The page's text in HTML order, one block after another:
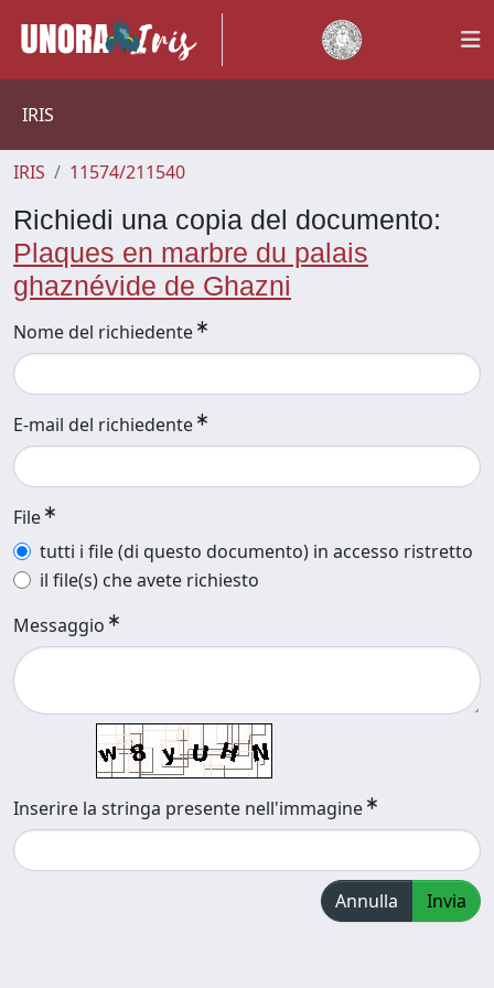
IRIS
IRIS 11574/211540
Richiedi una copia del documento:
Plaques en marbre du palais
ghaznévide de Ghazni
Nome del richiedente
E-mail del richiedente
File
tutti i file (di questo documento) in accesso ristretto
il file(s) che avete richiesto
Messaggio
Inserire la stringa presente nell'immagine
Annulla Invia